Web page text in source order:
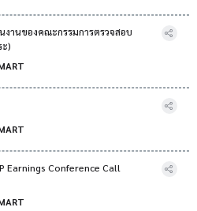
งานของคณะกรรมการตรวจสอบ
)
Earnings Conference Call